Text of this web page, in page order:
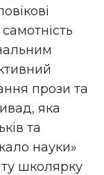
прози та
яка
та
науки»
школярку